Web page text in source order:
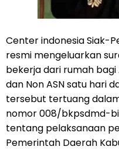
Center indonesia Siak-
resmi mengeluarkan
bekerja dari rumah bagi
dan Non ASN satu hari
tersebut tertuang
nomor 008/bkpsdmd-
tentang pelaksanaan
Pemerintah Daerah